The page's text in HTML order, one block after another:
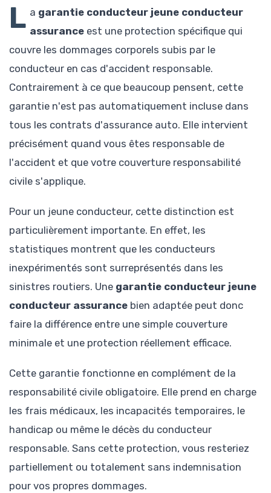
L a garantie conducteur jeune conducteur
assurance est une protection spécifique qui
couvre les dommages corporels subis par le
conducteur en cas d'accident responsable.
Contrairement à ce que beaucoup pensent, cette
garantie n'est pas automatiquement incluse dans
tous les contrats d'assurance auto. Elle intervient
précisément quand vous êtes responsable de
l'accident et que votre couverture responsabilité
civile s'applique.
Pour un jeune conducteur, cette distinction est
particulièrement importante. En effet, les
statistiques montrent que les conducteurs
inexpérimentés sont surreprésentés dans les
sinistres routiers. Une garantie conducteur jeune
conducteur assurance bien adaptée peut donc
faire la différence entre une simple couverture
minimale et une protection réellement efficace.
Cette garantie fonctionne en complément de la
responsabilité civile obligatoire. Elle prend en charge
les frais médicaux, les incapacités temporaires, le
handicap ou même le décès du conducteur
responsable. Sans cette protection, vous resteriez
partiellement ou totalement sans indemnisation
pour vos propres dommages.